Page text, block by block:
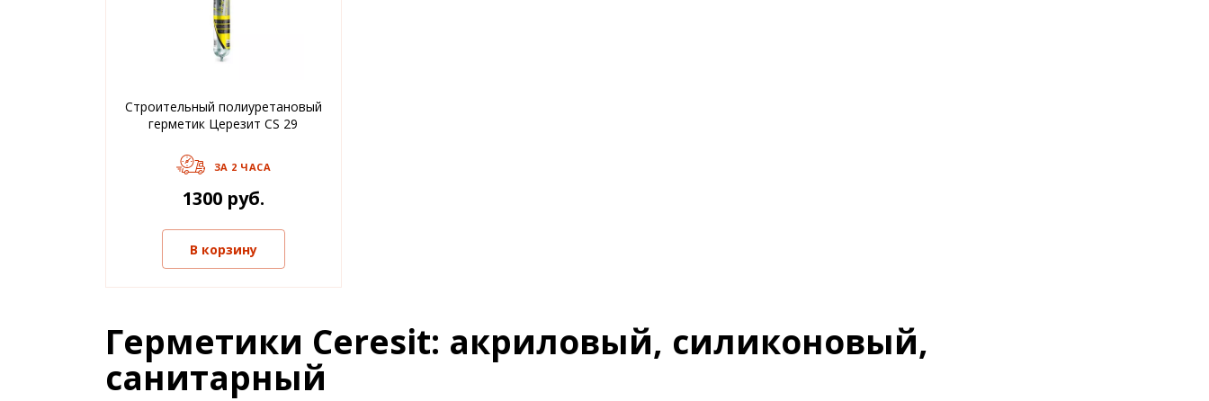
Строительный полиуретановый
герметик Церезит CS 29
ЗА 2 ЧАСА
1300 руб.
В корзину
Герметики Ceresit: акриловый, силиконовый,
санитарный